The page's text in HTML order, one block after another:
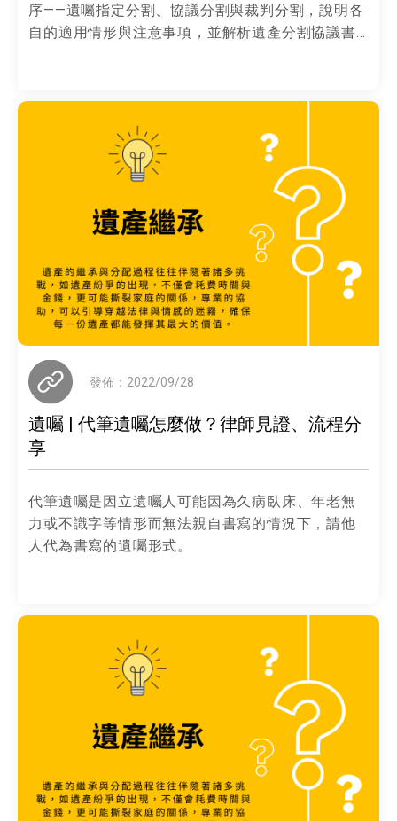
序——遺囑指定分割、協議分割與裁判分割，說明各
自的適用情形與注意事項，並解析遺產分割協議書
遺囑 | 代筆遺囑怎麼做？律師見證、流程分
享
發佈：2022/09/28
代筆遺囑是因立遺囑人可能因為久病臥床、年老無
力或不識字等情形而無法親自書寫的情況下，請他
人代為書寫的遺囑形式。